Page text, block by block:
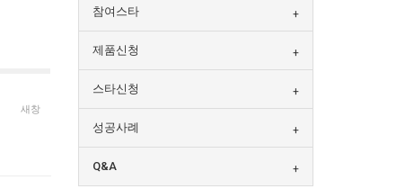
새창
참여스타
제품신청
스타신청
성공사례
Q&A